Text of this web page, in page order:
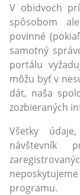
V obidvoch
spôsobom
povinné
samotný
portálu
môžu byť v
dát, naša
zozbieraných
Všetky
návštevník
programu.